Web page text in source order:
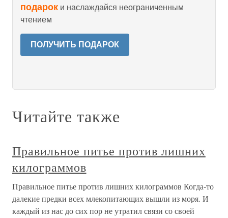
подарок и наслаждайся неограниченным
чтением
ПОЛУЧИТЬ ПОДАРОК
Читайте также
Правильное питье против лишних
килограммов
Правильное питье против лишних килограммов Когда-то
далекие предки всех млекопитающих вышли из моря. И
каждый из нас до сих пор не утратил связи со своей